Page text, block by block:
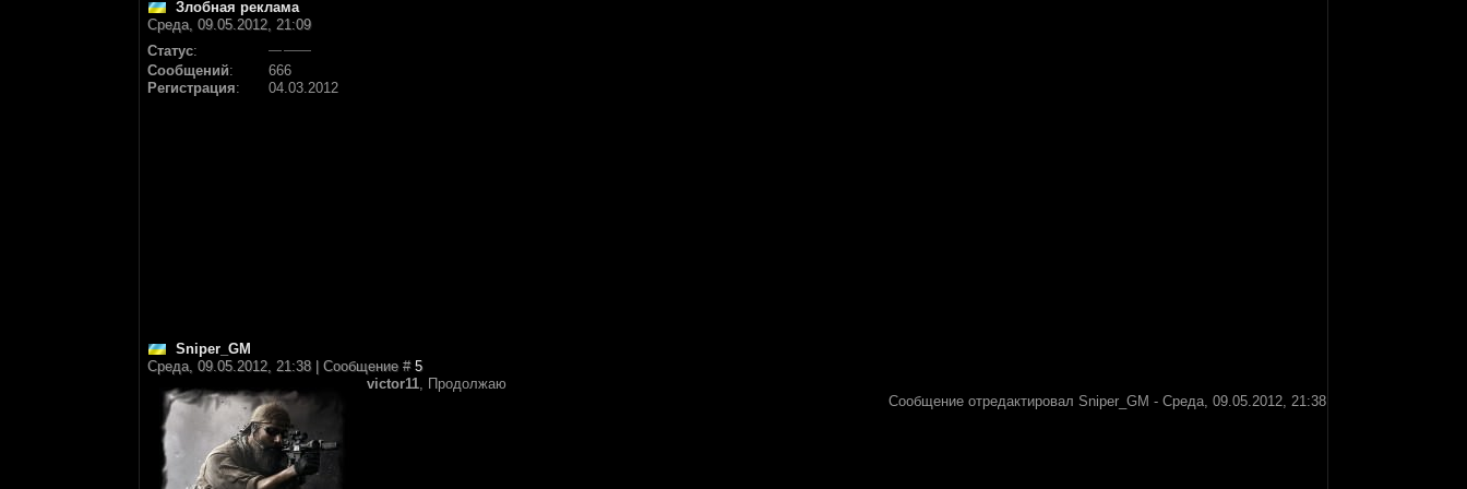
Злобная реклама
Среда, 09.05.2012, 21:09
Статус:
Сообщений:
666
Регистрация: 04.03.2012
Sniper_GM
Среда, 09.05.2012, 21:38 | Сообщение # 5
victor11, Продолжаю
Сообщение отредактировал Sniper_GM - Среда, 09.05.2012, 21:38